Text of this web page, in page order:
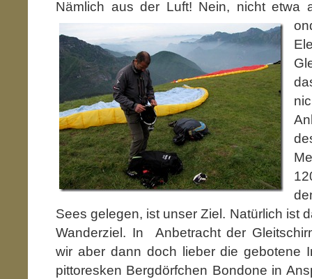
Nämlich aus der Luft! Nein, nicht etwa
Sees gelegen, ist unser Ziel. Natürlich ist
Wanderziel. In Anbetracht der
wir aber dann doch lieber die gebotene
pittoresken Bergdörfchen Bondone in